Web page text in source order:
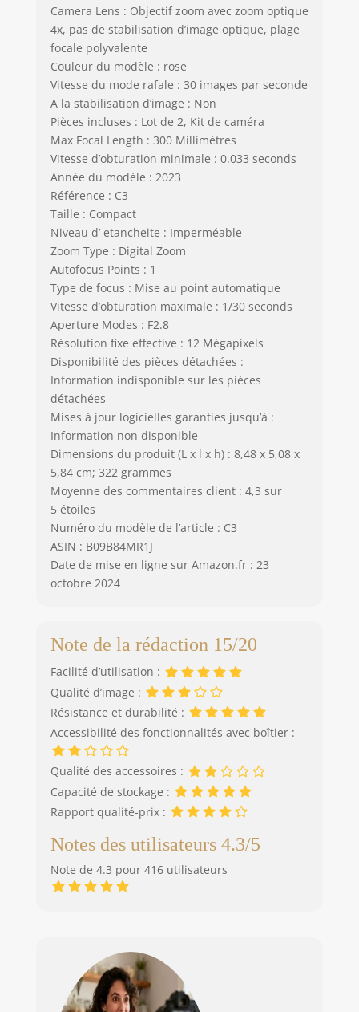
Camera Lens : Objectif zoom avec zoom optique
4x, pas de stabilisation d’image optique, plage
focale polyvalente
Couleur du modèle : rose
Vitesse du mode rafale : 30 images par seconde
A la stabilisation d’image : Non
Pièces incluses : Lot de 2, Kit de caméra
Max Focal Length : 300 Millimètres
Vitesse d’obturation minimale : 0.033 seconds
Année du modèle : 2023
Référence : C3
Taille : Compact
Niveau d’ etancheite : Imperméable
Zoom Type : Digital Zoom
Autofocus Points : 1
Type de focus : Mise au point automatique
Vitesse d’obturation maximale : 1/30 seconds
Aperture Modes : F2.8
Résolution fixe effective : 12 Mégapixels
Disponibilité des pièces détachées :
Information indisponible sur les pièces
détachées
Mises à jour logicielles garanties jusqu’à :
Information non disponible
Dimensions du produit (L x l x h) : 8,48 x 5,08 x
5,84 cm; 322 grammes
Moyenne des commentaires client : 4,3 sur
5 étoiles
Numéro du modèle de l’article : C3
ASIN : B09B84MR1J
Date de mise en ligne sur Amazon.fr : 23
octobre 2024
Note de la rédaction 15/20
Facilité d’utilisation :
Qualité d’image :
Résistance et durabilité :
Accessibilité des fonctionnalités avec boîtier :
Qualité des accessoires :
Capacité de stockage :
Rapport qualité-prix :
Notes des utilisateurs 4.3/5
Note de 4.3 pour 416 utilisateurs